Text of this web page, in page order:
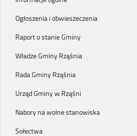
Ogłoszenia i obwieszeczenia
Raport o stanie Gminy
Władze Gminy Rząśnia
Rada Gminy Rząśnia
Urząd Gminy w Rząśni
Nabory na wolne stanowiska
Sołectwa